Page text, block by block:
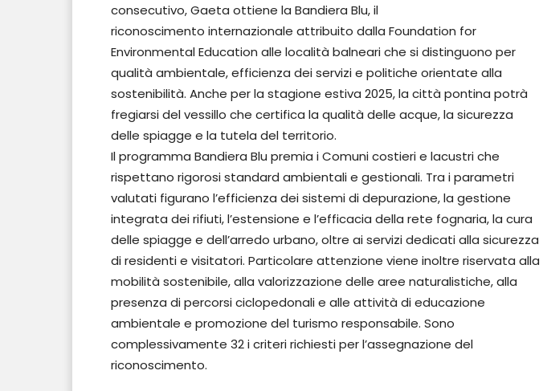
consecutivo, Gaeta ottiene la Bandiera Blu, il
riconoscimento internazionale attribuito dalla Foundation for
Environmental Education alle località balneari che si distinguono per
qualità ambientale, efficienza dei servizi e politiche orientate alla
sostenibilità. Anche per la stagione estiva 2025, la città pontina potrà
fregiarsi del vessillo che certifica la qualità delle acque, la sicurezza
delle spiagge e la tutela del territorio.
Il programma Bandiera Blu premia i Comuni costieri e lacustri che
rispettano rigorosi standard ambientali e gestionali. Tra i parametri
valutati figurano l’efficienza dei sistemi di depurazione, la gestione
integrata dei rifiuti, l’estensione e l’efficacia della rete fognaria, la cura
delle spiagge e dell’arredo urbano, oltre ai servizi dedicati alla sicurezza
di residenti e visitatori. Particolare attenzione viene inoltre riservata alla
mobilità sostenibile, alla valorizzazione delle aree naturalistiche, alla
presenza di percorsi ciclopedonali e alle attività di educazione
ambientale e promozione del turismo responsabile. Sono
complessivamente 32 i criteri richiesti per l’assegnazione del
riconoscimento.